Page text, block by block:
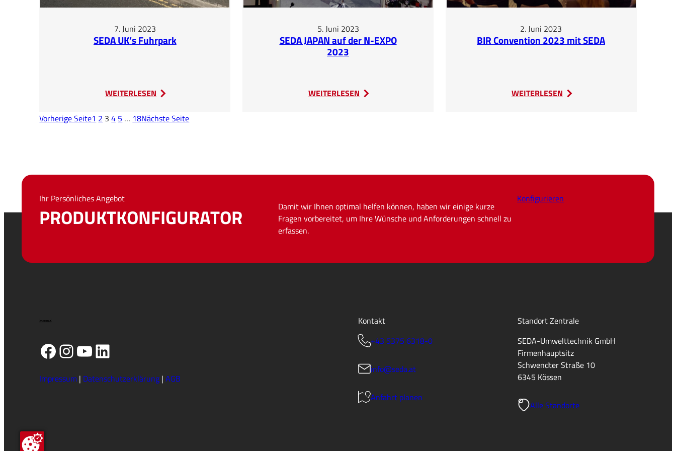
7. Juni 2023
SEDA UK’s Fuhrpark
WEITERLESEN
:
UK’s
5. Juni 2023
SEDA JAPAN auf der N-EXPO
2023
WEITERLESEN
:
2023
2. Juni 2023
BIR Convention 2023 mit SEDA
WEITERLESEN
:
Vorherige Seite1 2 3 4 5 … 18Nächste Seite
Ihr Persönliches Angebot
PRODUKTKONFIGURATOR
Damit wir Ihnen optimal helfen können, haben wir einige kurze
Fragen vorbereitet, um Ihre Wünsche und Anforderungen schnell zu
erfassen.
Konfigurieren
Facebook
Instagram
YouTube
LinkedIn
Impressum | Datenschutzerklärung |AGB
Kontakt
+43 5375 6318-0
info@seda.at
Anfahrt planen
Standort Zentrale
SEDA-Umwelttechnik GmbH
Firmenhauptsitz
Schwendter Straße 10
6345 Kössen
Alle Standorte